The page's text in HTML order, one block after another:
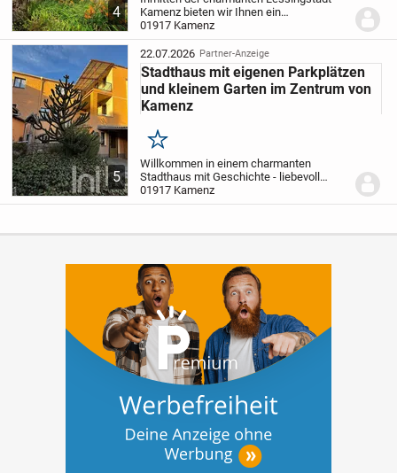
4
Kamenz bieten wir Ihnen ein
sanierungsbedürftiges Einfamilienhaus
mit großem Entwicklungspotenzial zum
Kauf an. Die Immobilie überzeugt mit
einem familienfreundlic...
01917 Kamenz
5
22.07.2026 Partner-Anzeige
Stadthaus mit eigenen Parkplätzen
und kleinem Garten im Zentrum von
Kamenz
Merken
Willkommen in einem charmanten
Stadthaus mit Geschichte - liebevoll
erbaut um 1882, mitten im Herzen von
Kamenz. Auf rund 298 m² Gesamtfläche
Zwei Wohneinheite...
01917 Kamenz